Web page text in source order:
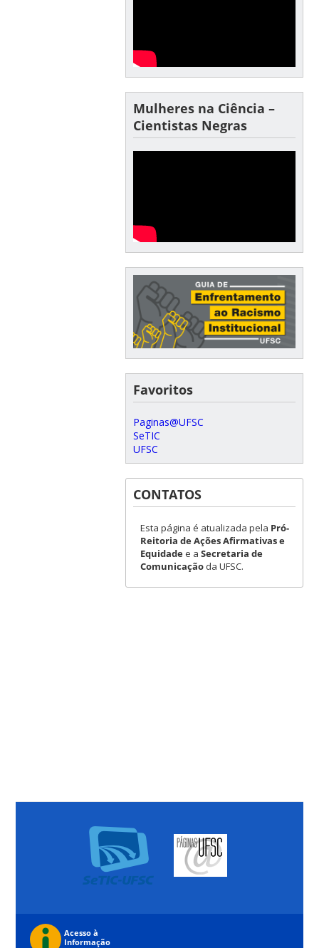
Mulheres na Ciência –
Cientistas Negras
Favoritos
Paginas@UFSC
SeTIC
UFSC
CONTATOS
Esta página é atualizada pela Pró-
Reitoria de Ações Afirmativas e
Equidadee a Secretaria de
Comunicaçãoda UFSC.